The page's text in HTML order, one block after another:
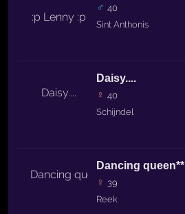
♂ 40
Sint Anthonis
Daisy....
♀ 40
Schijndel
Dancing queen**
♀ 39
Reek